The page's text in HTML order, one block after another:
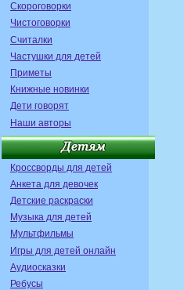
Скороговорки
Чистоговорки
Считалки
Частушки для детей
Приметы
Книжные новинки
Дети говорят
Наши авторы
Кроссворды для детей
Анкета для девочек
Детские раскраски
Музыка для детей
Мультфильмы
Игры для детей онлайн
Аудиосказки
Ребусы